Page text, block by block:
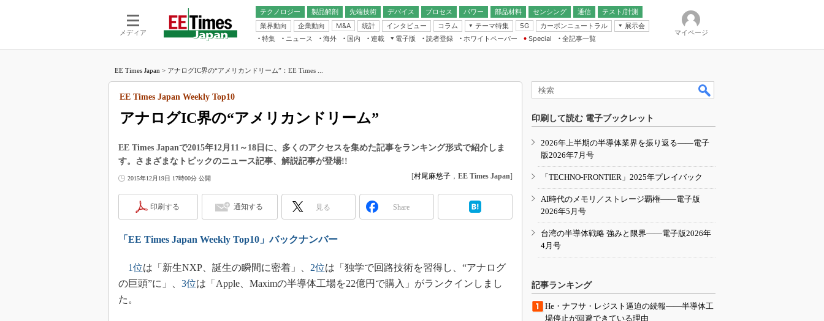
メディア
テクノロジー 製品解剖
先端技術
電池／エネルギー
デバイス
アナログ
マイコン
プロセス パワー 部品材料 センシング
通信
無線
テスト/計測
業界動向
企業動向 M&A 統計 インタビュー コラム
テーマ特集
フィジカルAI
読者調査（EE Times Research）
IoT
電源設計（EDN Japan）
エレクトロニクス入門（EDN
Japan）
5G カーボンニュートラル
展示会
IoT・エッジコンピューティング
EXPO
TECHNO-FRONTIER
人とくるま展
特集 ニュース 海外 国内
連載
福田昭のデバイス通信
大山聡の業界スコープ
リタイア直前エンジニアの社会人大
学漂流記
踊るバズワード ～Behind the
Buzzword
で起こること
光伝送技術を知る
電子版
電子ブックレット
読者登録 ホワイトペーパー
Special
全記事一覧
マイページ
EE Times Japan > アナログIC界の“アメリカンドリーム”：EE Times ...
アナログIC界の“アメリカンドリーム”
EE Times Japan Weekly Top10
EE Times Japanで2015年12月11～18日に、多くのアクセスを集めた記事をランキング形式で紹介しま
す。さまざまなトピックのニュース記事、解説記事が登場!!
2015年12月19日 17時00分 公開 [村尾麻悠子 ， EE Times Japan]
印刷する 通知する 見る Share
「EE Times Japan Weekly Top10」バックナンバー
1位は「新生NXP、誕生の瞬間に密着」、 2位は「独学で回路技術を習得し、“アナログ
の巨頭”に」、 3位は「Apple、Maximの半導体工場を22億円で購入」がランクインしまし
た。
印刷して読む 電子ブックレット
2026年上半期の半導体業界を振り返る――電子
版2026年7月号
「TECHNO-FRONTIER」2025年プレイバック
AI時代のメモリ／ストレージ覇権――電子版
2026年5月号
台湾の半導体戦略 強みと限界――電子版2026年
4月号
記事ランキング
He・ナフサ・レジスト逼迫の続報――半導体工
場停止が回避できている理由